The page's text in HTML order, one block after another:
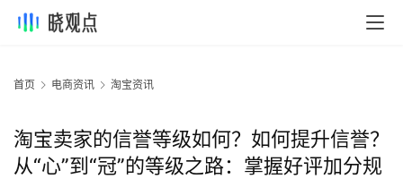
首页 电商资讯 淘宝资讯
淘宝卖家的信誉等级如何？如何提升信誉？
从“心”到“冠”的等级之路：掌握好评加分规